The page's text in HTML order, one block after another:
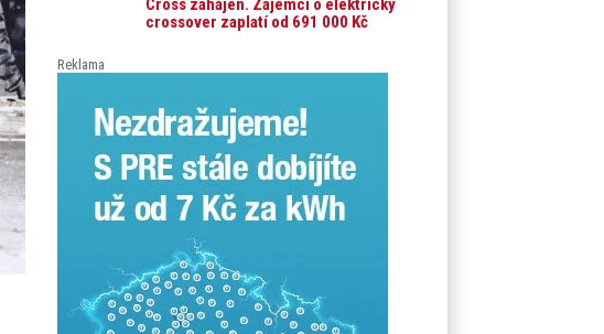
cena vozu dosahuje 337 tisíc korun a
průměrná financovaná částka
posledních 10 let (2016–2026).
Cross zahájen. Zájemci o elektrický
crossover zaplatí od 691 000 Kč
Reklama